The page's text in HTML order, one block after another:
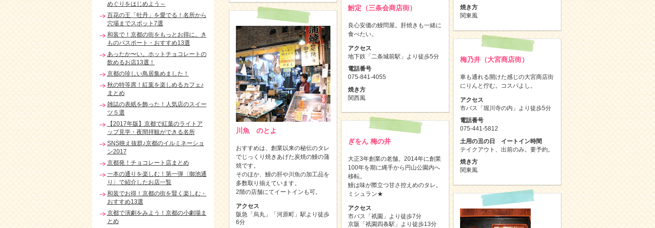
焼き方
関東風
鮒定（三条会商店街）
良心安価の鰻問屋。肝焼きも一緒に
食べたい。
アクセス
地下鉄「二条城前駅」より徒歩5分
電話番号
075-841-4055
焼き方
関西風
川魚 のとよ
おすすめは、創業以来の秘伝のタレ
でじっくり焼きあげた炭焼の鰻の蒲
焼です。
そのほか、鰻の肝や川魚の加工品を
多数取り揃えています。
2階の店舗にてイートインも可。
アクセス
阪急「烏丸」「河原町」駅より徒歩
6分
梅乃井（大宮商店街）
車も通れる開けた感じの大宮商店街
にりんと佇む。コスパよし。
アクセス
市バス「堀川寺の内」より徒歩5分
電話番号
075-441-5812
土用の丑の日 イートイン時間
テイクアウト、出前のみ。要予約。
焼き方
関東風
ぎをん 梅の井
大正3年創業の老舗。2014年に創業
100年を期に縄手から円山公園内へ
移転。
鰻は味が際立つ甘さ控えめのタレ。
ミシュラン★
アクセス
市バス「祇園」より徒歩7分
京阪「祇園四条駅」より徒歩13分
めぐりをはじめよう～
百花の王「牡丹」を愛でる！名所から
穴場までスポット7選
和装で！京都の街をもっとお得に。き
ものパスポート・おすすめ13選
あったか〜い。ホットチョコレートの
飲めるお店13選！
京都の珍しい鳥居集めました！
秋の特等席！紅葉を楽しめるカフェ♪
まとめ
雑誌の表紙を飾った！人気店のスイー
ツ５選
【2017年版】京都で紅葉のライトア
ップ見学・夜間拝観ができる名所
SNS映え抜群♪京都のイルミネーショ
ン2017
京都発！チョコレート店まとめ
一本の通りを楽しむ！第一弾〈御池通
り〉で紹介したお店一覧
和装でお得！京都の街を賢く楽しむ・
おすすめ13選
京都で演劇をみよう！京都の小劇場ま
とめ